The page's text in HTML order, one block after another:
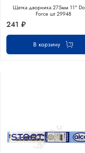
Щетка дворника 275мм 11"
Force шт 29948
241 ₽
В корзину